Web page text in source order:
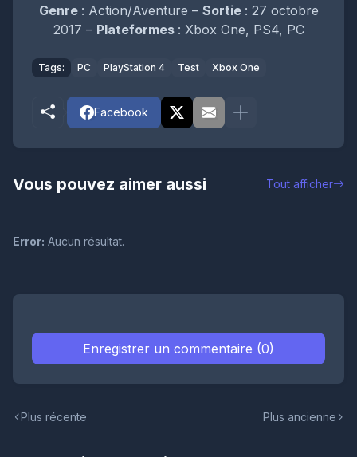
Genre : Action/Aventure – Sortie : 27 octobre
2017 – Plateformes : Xbox One, PS4, PC
Tags: PC PlayStation 4 Test Xbox One
Facebook
Vous pouvez aimer aussi Tout afficher
Error: Aucun résultat.
Enregistrer un commentaire (0)
Plus récente Plus ancienne